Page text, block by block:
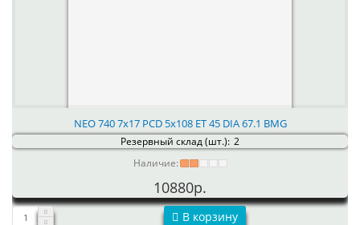
NEO 740 7x17 PCD 5x108 ET 45 DIA 67.1 BMG
Резервный склад (шт.): 2
Наличие:
10880р.
В корзину